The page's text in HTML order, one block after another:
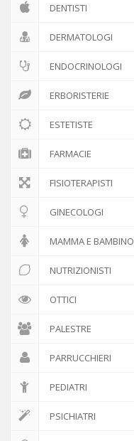
DENTISTI
DERMATOLOGI
ENDOCRINOLOGI
ERBORISTERIE
ESTETISTE
FARMACIE
FISIOTERAPISTI
GINECOLOGI
MAMMA E BAMBINO
NUTRIZIONISTI
OTTICI
PALESTRE
PARRUCCHIERI
PEDIATRI
PSICHIATRI